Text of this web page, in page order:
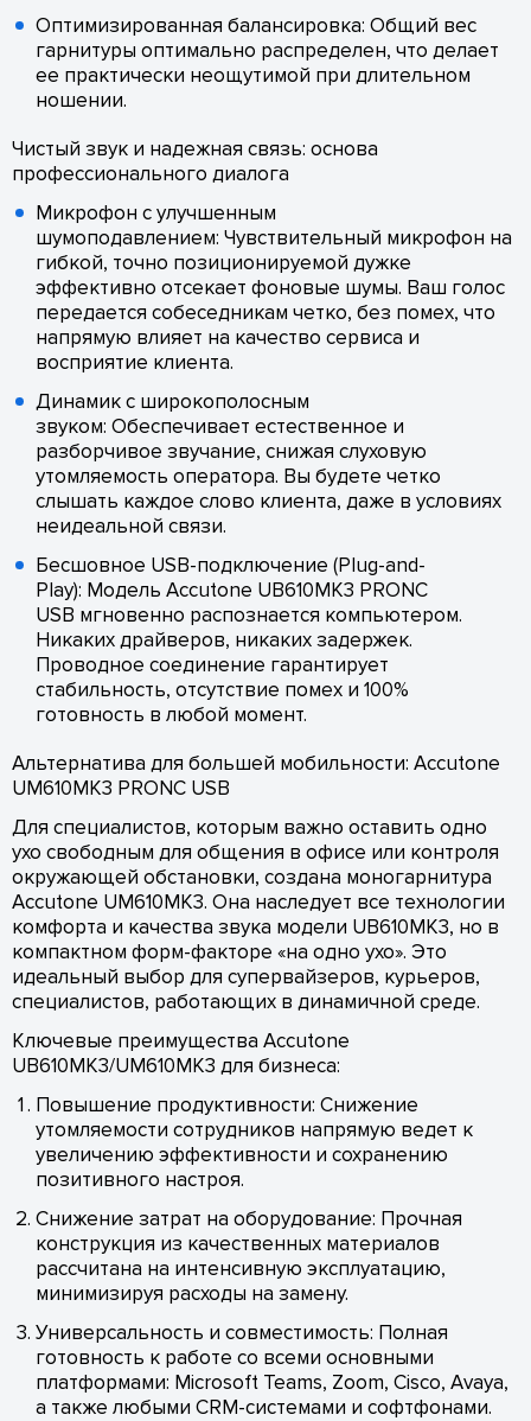
Оптимизированная балансировка: Общий вес
гарнитуры оптимально распределен, что делает
ее практически неощутимой при длительном
ношении.
Чистый звук и надежная связь: основа
профессионального диалога
Микрофон с улучшенным
шумоподавлением: Чувствительный микрофон на
гибкой, точно позиционируемой дужке
эффективно отсекает фоновые шумы. Ваш голос
передается собеседникам четко, без помех, что
напрямую влияет на качество сервиса и
восприятие клиента.
Динамик с широкополосным
звуком: Обеспечивает естественное и
разборчивое звучание, снижая слуховую
утомляемость оператора. Вы будете четко
слышать каждое слово клиента, даже в условиях
неидеальной связи.
Бесшовное USB-подключение (Plug-and-
Play): Модель Accutone UB610MK3 PRONC
USB мгновенно распознается компьютером.
Никаких драйверов, никаких задержек.
Проводное соединение гарантирует
стабильность, отсутствие помех и 100%
готовность в любой момент.
Альтернатива для большей мобильности: Accutone
UM610MK3 PRONC USB
Для специалистов, которым важно оставить одно
ухо свободным для общения в офисе или контроля
окружающей обстановки, создана моногарнитура
Accutone UM610MK3. Она наследует все технологии
комфорта и качества звука модели UB610MK3, но в
компактном форм-факторе «на одно ухо». Это
идеальный выбор для супервайзеров, курьеров,
специалистов, работающих в динамичной среде.
Ключевые преимущества Accutone
UB610MK3/UM610MK3 для бизнеса:
Повышение продуктивности: Снижение
утомляемости сотрудников напрямую ведет к
увеличению эффективности и сохранению
позитивного настроя.
Снижение затрат на оборудование: Прочная
конструкция из качественных материалов
рассчитана на интенсивную эксплуатацию,
минимизируя расходы на замену.
Универсальность и совместимость: Полная
готовность к работе со всеми основными
платформами: Microsoft Teams, Zoom, Cisco, Avaya,
а также любыми CRM-системами и софтфонами.